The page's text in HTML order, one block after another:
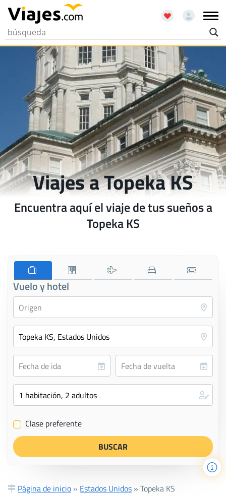
Viajes a Topeka KS
Encuentra aquí el viaje de tus sueños a
Topeka KS
Vuelo y hotel
✔ Clase preferente
Página de inicio » Estados Unidos » Topeka KS